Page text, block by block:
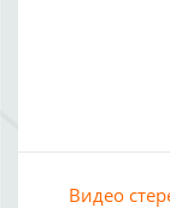
Видео